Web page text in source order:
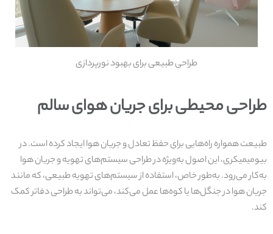
طراحی طبیعی برای بهبود نورپردازی
طراحی محیطی برای جریان هوای سالم
طبیعت همواره راه‌هایی برای حفظ تعادل و جریان هوا ایجاد کرده است. در
بیومیمیکری، این اصول به‌ویژه در طراحی سیستم‌های تهویه و جریان هوا
به‌کار می‌رود. به‌طور خاص، استفاده از سیستم‌های تهویه طبیعی، که مانند
جریان هوا در جنگل‌ها یا کوه‌ها عمل می‌کند، می‌تواند به طراحی دفاتر کمک
کند.